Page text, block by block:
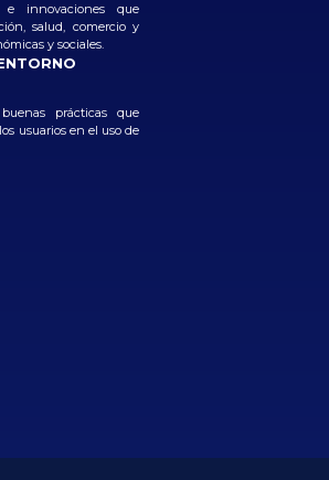
innovaciones que
salud, comercio y
y sociales.
prácticas que
usuarios en el uso de